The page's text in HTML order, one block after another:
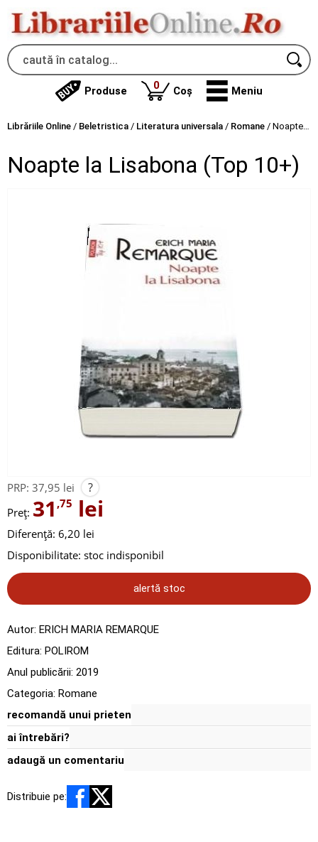
Produse 0produse
Coș Meniu
Librăriile Online / Beletristica / Literatura universala / Romane / Noapte la Lisabona (Top 10+)
Noapte la Lisabona (Top 10+)
PRP: 37,95 lei ?
Preț: 31 ,75 lei
Diferență: 6,20 lei
Disponibilitate: stoc indisponibil
alertă stoc
Autor: ERICH MARIA REMARQUE
Editura: POLIROM
Anul publicării: 2019
Categoria: Romane
recomandă unui prieten
ai întrebări?
adaugă un comentariu
Distribuie pe: